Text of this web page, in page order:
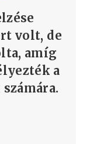
volt, de
amíg
a